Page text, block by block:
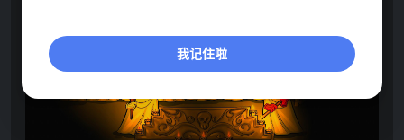
我记住啦